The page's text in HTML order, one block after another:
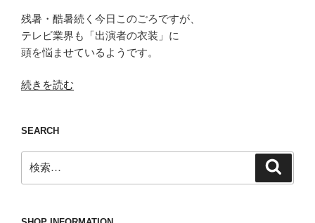
残暑・酷暑続く今日このごろですが、
テレビ業界も「出演者の衣装」に
頭を悩ませているようです。
“つ
い
触
手
が
び
続きを読む
SEARCH
索: